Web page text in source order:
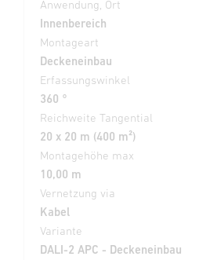
Anwendung, Ort
Innenbereich
Montageart
Deckeneinbau
Erfassungswinkel
360 °
Reichweite Tangential
20 x 20 m (400 m²)
Montagehöhe max
10,00 m
Vernetzung via
Kabel
Variante
DALI-2 APC - Deckeneinbau